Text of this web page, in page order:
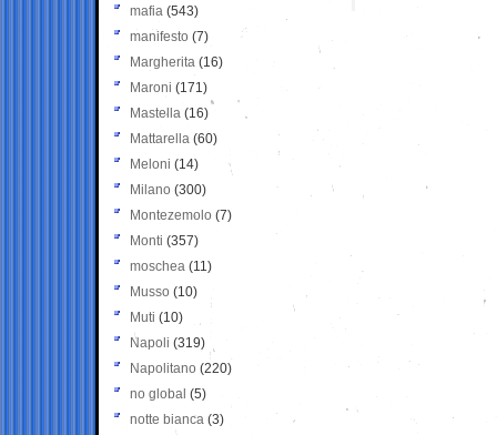
mafia (543)
manifesto (7)
Margherita (16)
Maroni (171)
Mastella (16)
Mattarella (60)
Meloni (14)
Milano (300)
Montezemolo (7)
Monti (357)
moschea (11)
Musso (10)
Muti (10)
Napoli (319)
Napolitano (220)
no global (5)
notte bianca (3)